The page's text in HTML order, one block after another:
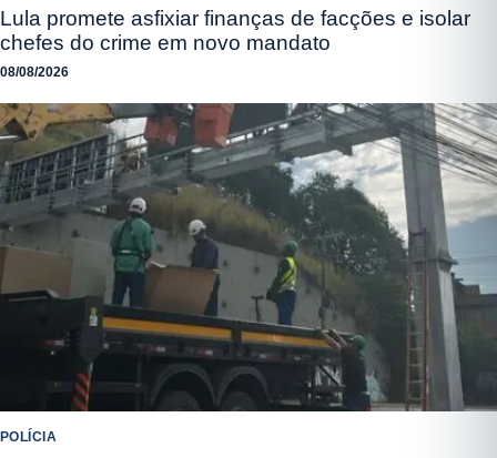
Lula promete asfixiar finanças de facções e isolar
chefes do crime em novo mandato
08/08/2026
POLÍCIA